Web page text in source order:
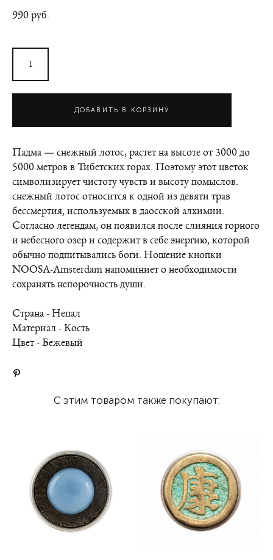
990 pуб.
ДОБАВИТЬ В КОРЗИНУ
Падма — снежный лотос, растет на высоте от 3000 до
5000 метров в Тибетских горах. Поэтому этот цветок
символизирует чистоту чувств и высоту помыслов.
снежный лотос относится к одной из девяти трав
бессмертия, используемых в даосской алхимии.
Согласно легендам, он появился после слияния горного
и небесного озер и содержит в себе энергию, которой
обычно подпитывались боги. Ношение кнопки
NOOSA-Amsterdam напоминиет о необходимости
сохранять непорочность души.
Страна - Непал
Материал - Кость
Цвет - Бежевый
С этим товаром также покупают: